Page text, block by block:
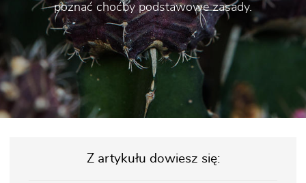
poznać choćby podstawowe zasady.
Z artykułu dowiesz się: